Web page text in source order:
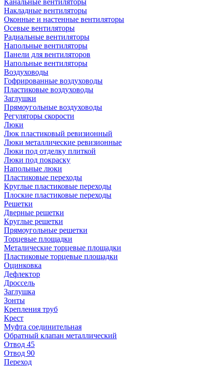
Канальные вентиляторы
Накладные вентиляторы
Оконные и настенные вентиляторы
Осевые вентиляторы
Радиальные вентиляторы
Напольные вентиляторы
Панели для вентиляторов
Напольные вентиляторы
Воздуховоды
Гофрированные воздуховоды
Пластиковые воздуховоды
Заглушки
Прямоугольные воздуховоды
Регуляторы скорости
Люки
Люк пластиковый ревизионный
Люки металлические ревизионные
Люки под отделку плиткой
Люки под покраску
Напольные люки
Пластиковые переходы
Круглые пластиковые переходы
Плоские пластиковые переходы
Решетки
Дверные решетки
Круглые решетки
Прямоугольные решетки
Торцевые площадки
Металические торцевые площадки
Пластиковые торцевые площадки
Оцинковка
Дефлектор
Дроссель
Заглушка
Зонты
Крепления труб
Крест
Муфта соединительная
Обратный клапан металлический
Отвод 45
Отвод 90
Переход